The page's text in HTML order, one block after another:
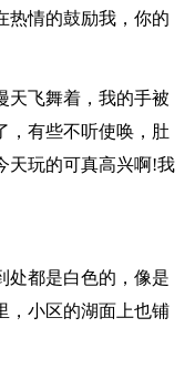
热情的鼓励我，你的
天飞舞着，我的手被
，有些不听使唤，肚
天玩的可真高兴啊!我
处都是白色的，像是
，小区的湖面上也铺